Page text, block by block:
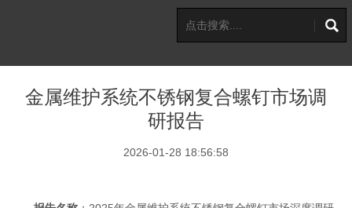
金属维护系统不锈钢复合螺钉市场调
研报告
2026-01-28 18:56:58